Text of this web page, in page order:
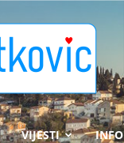
VIJESTI INFO